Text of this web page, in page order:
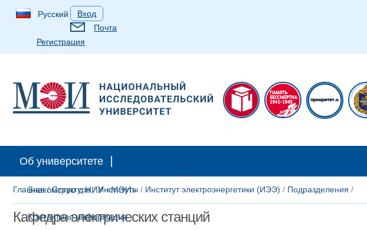
Русский
Вход
Почта
Регистрация
Студентам
Об университете
Знакомство с НИУ «МЭИ»
Контактная информация
Главная/Структура/Институты / Институт электроэнергетики (ИЭЭ) / Подразделения /
Кафедра электрических станций